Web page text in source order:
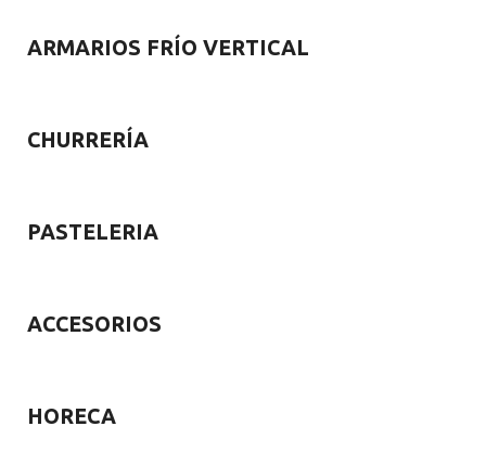
ARMARIOS FRÍO VERTICAL
CHURRERÍA
PASTELERIA
ACCESORIOS
HORECA